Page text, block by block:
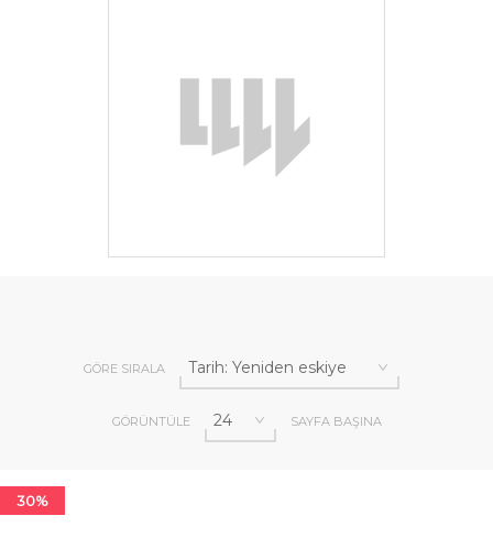
GÖRE SIRALA
GÖRÜNTÜLE SAYFA BAŞINA
30%